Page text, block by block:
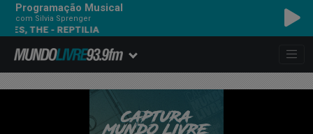
Programação Musical
com Silvia Sprenger
THE - REPTILIA